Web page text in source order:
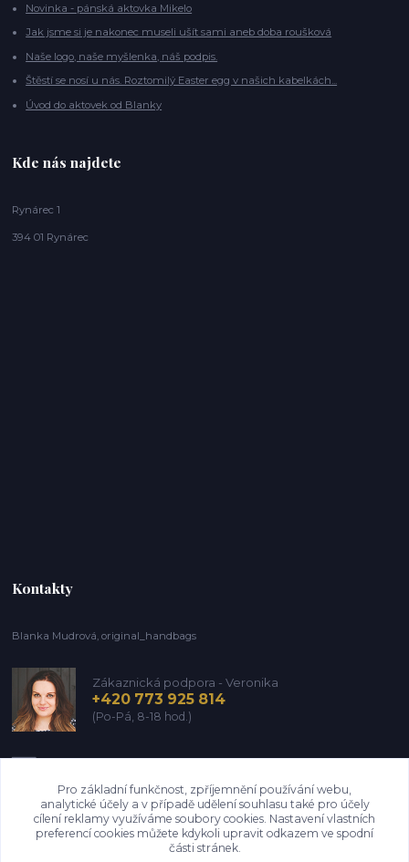
Novinka - pánská aktovka Mikelo
Jak jsme si je nakonec museli ušít sami aneb doba roušková
Naše logo, naše myšlenka, náš podpis.
Štěstí se nosí u nás. Roztomilý Easter egg v našich kabelkách...
Úvod do aktovek od Blanky
Kde nás najdete
Rynárec 1
394 01 Rynárec
Kontakty
Blanka Mudrová, original_handbags
Zákaznická podpora - Veronika
+420 773 925 814
(Po-Pá, 8-18 hod.)
Pro základní funkčnost, zpříjemnění používání webu,
analytické účely a v případě udělení souhlasu také pro účely
cílení reklamy využíváme soubory cookies. Nastavení vlastních
preferencí cookies můžete kdykoli upravit odkazem ve spodní
části stránek.